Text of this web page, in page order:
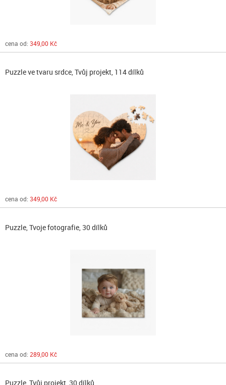
cena od: 349,00 Kč
Puzzle ve tvaru srdce, Tvůj projekt, 114 dílků
cena od: 349,00 Kč
Puzzle, Tvoje fotografie, 30 dílků
cena od: 289,00 Kč
Puzzle, Tvůj projekt, 30 dílků